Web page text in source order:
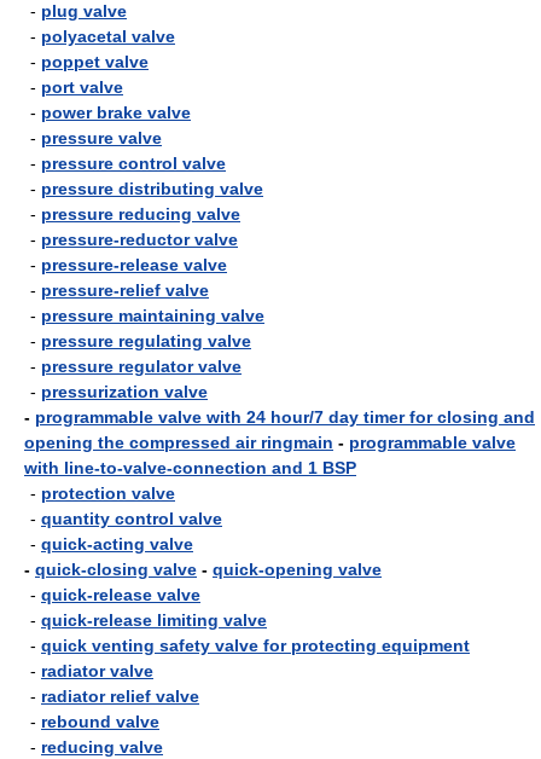
- plug valve
- polyacetal valve
- poppet valve
- port valve
- power brake valve
- pressure valve
- pressure control valve
- pressure distributing valve
- pressure reducing valve
- pressure-reductor valve
- pressure-release valve
- pressure-relief valve
- pressure maintaining valve
- pressure regulating valve
- pressure regulator valve
- pressurization valve
- programmable valve with 24 hour/7 day timer for closing and
opening the compressed air ringmain - programmable valve
with line-to-valve-connection and 1 BSP
- protection valve
- quantity control valve
- quick-acting valve
- quick-closing valve - quick-opening valve
- quick-release valve
- quick-release limiting valve
- quick venting safety valve for protecting equipment
- radiator valve
- radiator relief valve
- rebound valve
- reducing valve